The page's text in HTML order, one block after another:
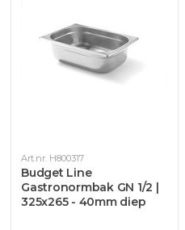
Art.nr. H800317
Budget Line
Gastronormbak GN 1/2 |
325x265 - 40mm diep